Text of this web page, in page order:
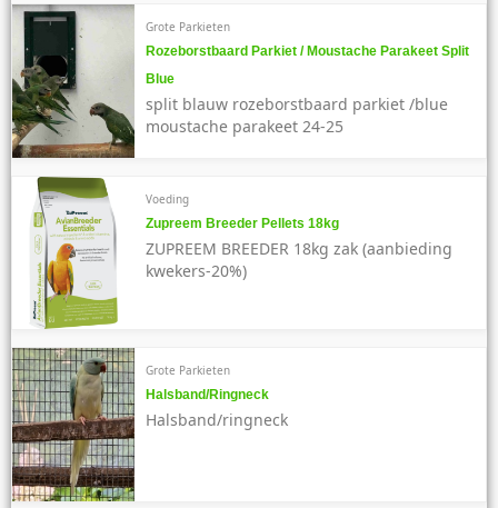
Grote Parkieten
Rozeborstbaard Parkiet / Moustache Parakeet Split
Blue
split blauw rozeborstbaard parkiet /blue
moustache parakeet 24-25
Voeding
Zupreem Breeder Pellets 18kg
ZUPREEM BREEDER 18kg zak (aanbieding
kwekers-20%)
Grote Parkieten
Halsband/ringneck
Halsband/ringneck